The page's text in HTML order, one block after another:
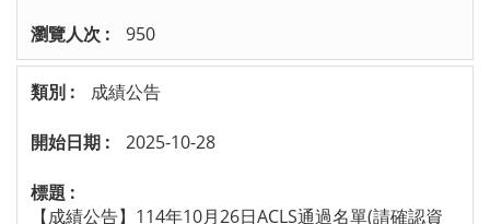
950
成績公告
2025-10-28
【成績公告】114年10月26日ACLS通過名單(請確認資